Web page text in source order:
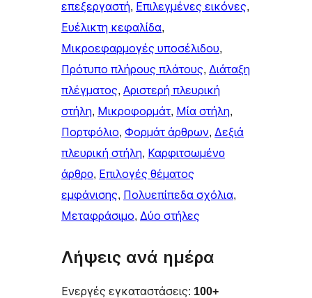
επεξεργαστή, Επιλεγμένες εικόνες
Ευέλικτη κεφαλίδα
Μικροεφαρμογές υποσέλιδου
Πρότυπο πλήρους πλάτους, Διάταξη
πλέγματος, Αριστερή πλευρική
στήλη, Μικροφορμάτ, Μία στήλη
Πορτφόλιο, Φορμάτ άρθρων, Δεξιά
πλευρική στήλη, Καρφιτσωμένo
άρθρo, Επιλογές θέματος
εμφάνισης, Πολυεπίπεδα σχόλια
Μεταφράσιμο, Δύο στήλες
Λήψεις ανά ημέρα
Ενεργές εγκαταστάσεις: 100+